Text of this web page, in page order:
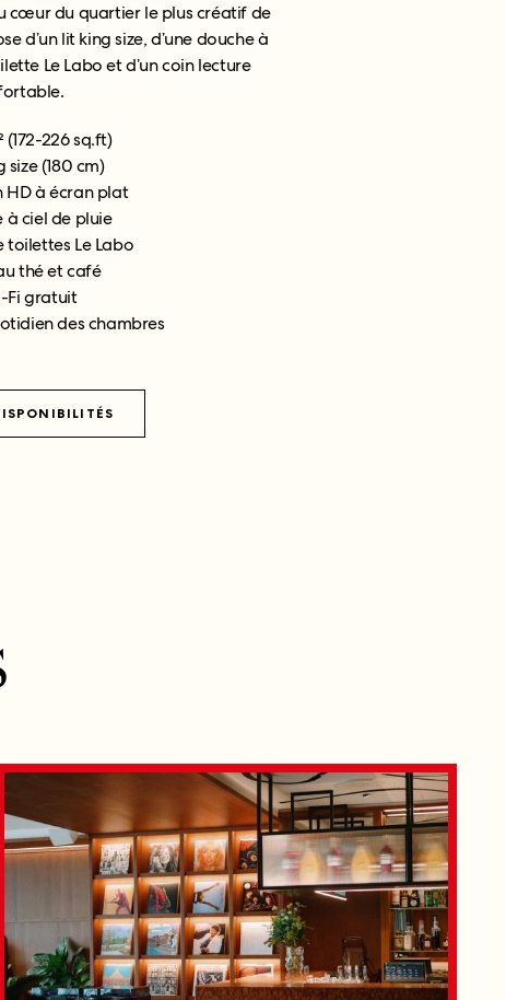
cœur du quartier le plus créatif de
d’un lit king size, d’une douche à
Le Labo et d’un coin lecture
(172-226 sq.ft)
size (180 cm)
HD à écran plat
à ciel de pluie
toilettes Le Labo
thé et café
Fi gratuit
des chambres